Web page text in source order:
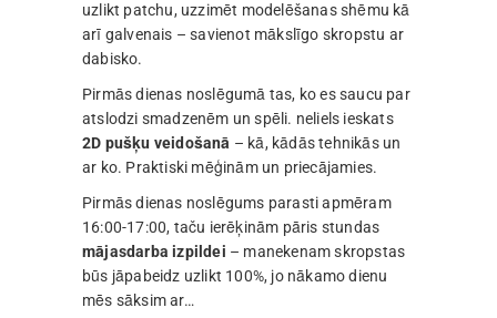
uzlikt patchu, uzzimēt modelēšanas shēmu kā
arī galvenais – savienot mākslīgo skropstu ar
dabisko.
Pirmās dienas noslēgumā tas, ko es saucu par
atslodzi smadzenēm un spēli. neliels ieskats
2D pušķu veidošanā – kā, kādās tehnikās un
ar ko. Praktiski mēģinām un priecājamies.
Pirmās dienas noslēgums parasti apmēram
16:00-17:00, taču ierēķinām pāris stundas
mājasdarba izpildei – manekenam skropstas
būs jāpabeidz uzlikt 100%, jo nākamo dienu
mēs sāksim ar…